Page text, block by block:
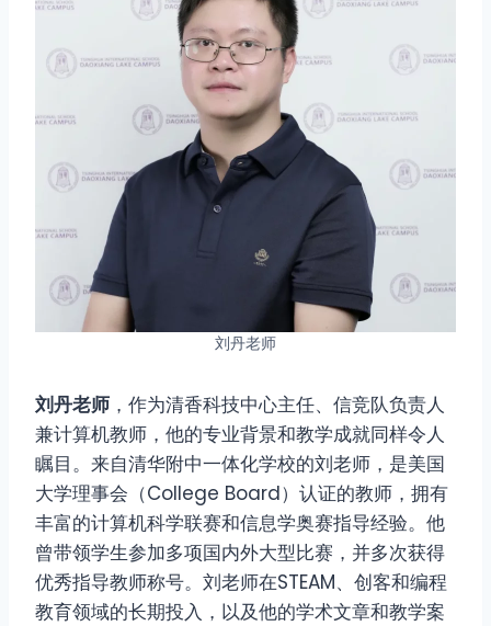
刘丹老师
刘丹老师 ，作为清香科技中心主任、信竞队负责人
兼计算机教师，他的专业背景和教学成就同样令人
瞩目。来自清华附中一体化学校的刘老师，是美国
大学理事会（College Board）认证的教师，拥有
丰富的计算机科学联赛和信息学奥赛指导经验。他
曾带领学生参加多项国内外大型比赛，并多次获得
优秀指导教师称号。刘老师在STEAM、创客和编程
教育领域的长期投入，以及他的学术文章和教学案